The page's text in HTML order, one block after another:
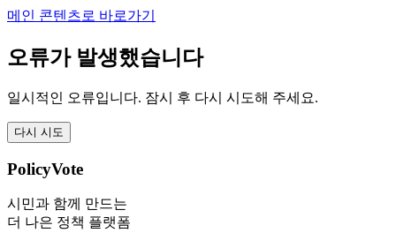
메인 콘텐츠로 바로가기
오류가 발생했습니다
일시적인 오류입니다. 잠시 후 다시 시도해 주세요.
다시 시도
PolicyVote
시민과 함께 만드는
더 나은 정책 플랫폼